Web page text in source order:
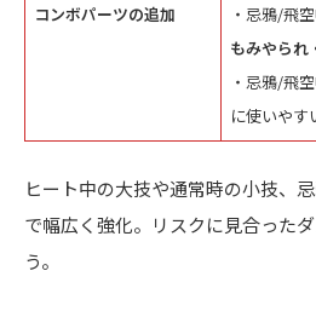
コンボパーツの追加 ・忌鴉/飛
もみやられ
・忌鴉/飛
に使いやす
ヒート中の大技や通常時の小技、
で幅広く強化。リスクに見合った
う。